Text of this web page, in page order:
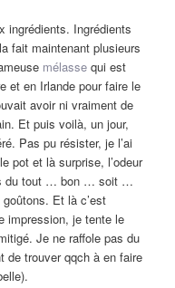
ingrédients. Ingrédients
fait maintenant plusieurs
mélasse qui est
et en Irlande pour faire le
avoir ni vraiment de
Et puis voilà, un jour,
Pas pu résister, je l’ai
pot et là surprise, l’odeur
du tout … bon … soit …
Et là c’est
impression, je tente le
Je ne raffole pas du
de trouver qqch à en faire